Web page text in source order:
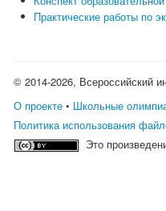
Практические работы по
© 2014-2026, Всероссийский
О проекте • Школьные
Политика использования
Это